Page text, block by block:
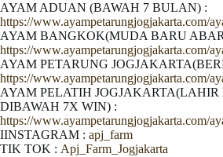
AYAM ADUAN (BAWAH 7 BULAN) :
https://www.ayampetarungjogjakarta.com/
AYAM BANGKOK(MUDA BARU
https://www.ayampetarungjogjakarta.com/
AYAM PETARUNG
https://www.ayampetarungjogjakarta.com/
AYAM PELATIH JOGJAKARTA(LAHIR
DIBAWAH 7X WIN) :
https://www.ayampetarungjogjakarta.com/
IINSTAGRAM : apj_farm
TIK TOK : Apj_Farm_Jogjakarta